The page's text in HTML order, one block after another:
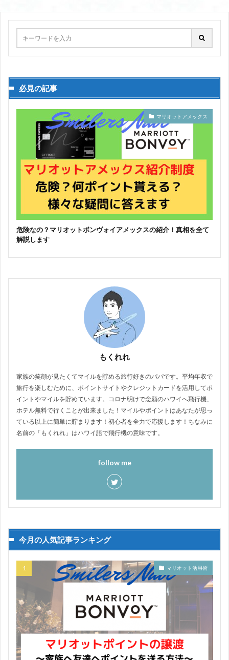
必見の記事
マリオットアメックス
危険なの？マリオットボンヴォイアメックスの紹介！真相を全て
解説します
もくれれ
家族の笑顔が見たくてマイルを貯める旅行好きのパパです。平均年収で
旅行を楽しむために、ポイントサイトやクレジットカードを活用してポ
イントやマイルを貯めています。コロナ明けで念願のハワイへ飛行機、
ホテル無料で行くことが出来ました！マイルやポイントはあなたが思っ
ている以上に簡単に貯まります！初心者を全力で応援します！ちなみに
名前の「もくれれ」はハワイ語で飛行機の意味です。
follow me
今月の人気記事ランキング
マリオット活用術